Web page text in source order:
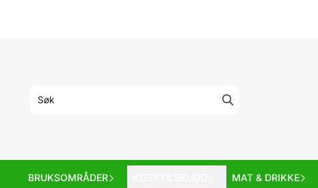
BRUKSOMRÅDER MAT & DRIKKE